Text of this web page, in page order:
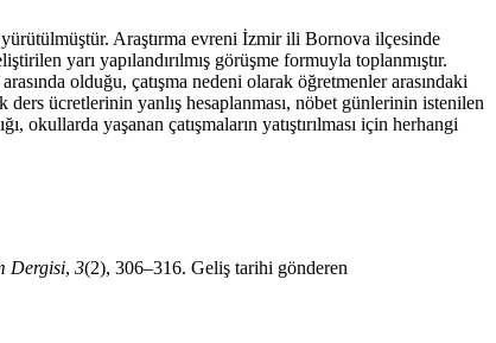
Araştırma evreni İzmir ili Bornova ilçesinde
yarı yapılandırılmış görüşme formuyla toplanmıştır.
olduğu, çatışma nedeni olarak öğretmenler arasındaki
ders ücretlerinin yanlış hesaplanması, nöbet günlerinin istenilen
okullarda yaşanan çatışmaların yatıştırılması için herhangi
Dergisi, 3(2), 306–316. Geliş tarihi gönderen